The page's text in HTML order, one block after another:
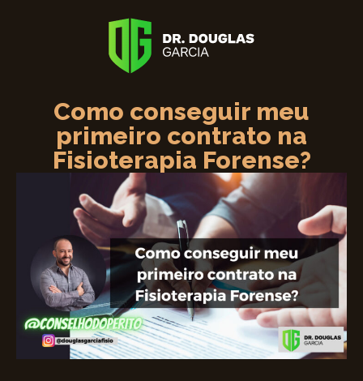
Como conseguir meu
primeiro contrato na
Fisioterapia Forense?